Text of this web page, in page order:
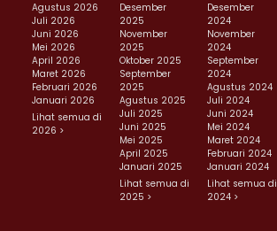
Agustus 2026
Juli 2026
Juni 2026
Mei 2026
April 2026
Maret 2026
Februari 2026
Januari 2026
Lihat semua di
2026 >
Desember
2025
November
2025
Oktober 2025
September
2025
Agustus 2025
Juli 2025
Juni 2025
Mei 2025
April 2025
Januari 2025
Lihat semua di
2025 >
Desember
2024
November
2024
September
2024
Agustus 2024
Juli 2024
Juni 2024
Mei 2024
Maret 2024
Februari 2024
Januari 2024
Lihat semua di
2024 >